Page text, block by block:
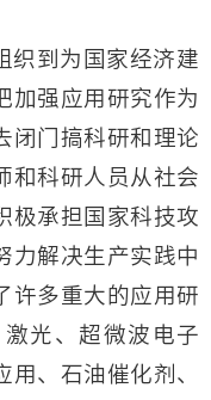
织到为国家经济建
加强应用研究作为
闭门搞科研和理论
和科研人员从社会
极承担国家科技攻
力解决生产实践中
许多重大的应用研
光、超微波电子
、石油催化剂、